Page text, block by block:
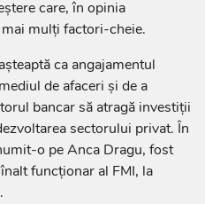
care, în opinia
mulți factori-cheie.
ca angajamentul
de afaceri și de a
bancar să atragă investiții
sectorului privat. În
o pe Anca Dragu, fost
funcționar al FMI, la